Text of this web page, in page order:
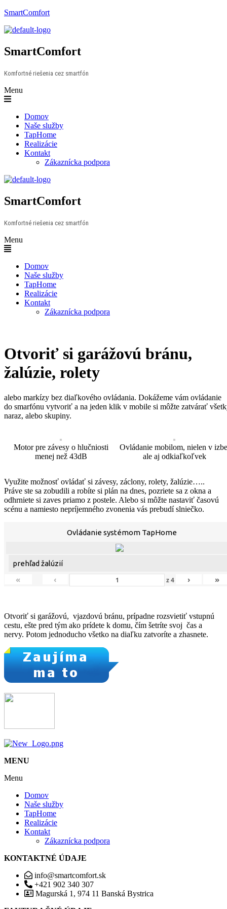
SmartComfort
SmartComfort
Komfortné riešenia cez smartfón
Menu
Domov
Naše služby
TapHome
Realizácie
Kontakt
Zákaznícka podpora
SmartComfort
Komfortné riešenia cez smartfón
Menu
Domov
Naše služby
TapHome
Realizácie
Kontakt
Zákaznícka podpora
Otvoriť si garážovú bránu,
žalúzie, rolety
alebo markízy bez diaľkového ovládania. Dokážeme vám ovládanie
do smarfónu vytvoriť a na jeden klik v mobile si môžte zatvárať
naraz, alebo skupiny.
Motor pre závesy o hlučniosti
menej než 43dB
Ovládanie mobilom, nielen v
ale aj odkiaľkoľvek
Využite možnosť ovládať si závesy, záclony, rolety, žalúzie…..
Práve ste sa zobudili a robíte si plán na dnes, pozriete sa z okna a
odhrniete si zaves priamo z postele. Alebo si môžte nastaviť časovú
scénu a namiesto nepríjemného zvonenia vás prebudí slniečko.
Ovládanie systémom TapHome
prehľad žalúzií
« ‹ z4 › »
Otvoriť si garážovú, vjazdovú bránu, prípadne rozsvietiť vstupnú
cestu, ešte pred tým ako prídete k domu, čím šetríte svoj čas a
nervy. Potom jednoducho všetko na diaľku zatvoríte a zhasnete.
MENU
Menu
Domov
Naše služby
TapHome
Realizácie
Kontakt
Zákaznícka podpora
KONTAKTNÉ ÚDAJE
info@smartcomfort.sk
+421 902 340 307
Magurská 1, 974 11 Banská Bystrica